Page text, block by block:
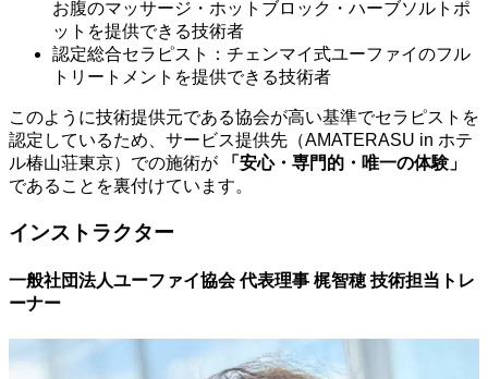
お腹のマッサージ・ホットブロック・ハーブソルトポ
ットを提供できる技術者
認定総合セラピスト：チェンマイ式ユーファイのフル
トリートメントを提供できる技術者
このように技術提供元である協会が高い基準でセラピストを
認定しているため、サービス提供先（AMATERASU in ホテ
ル椿山荘東京）での施術が
「安心・専門的・唯一の体験」
であることを裏付けています。
インストラクター
一般社団法人ユーファイ協会 代表理事 梶智穂 技術担当トレ
ーナー